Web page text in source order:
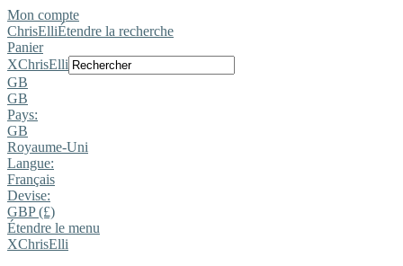
Mon compte
ChrisElliÉtendre la recherche
Panier
XChrisElli
GB
GB
Pays:
GB
Royaume-Uni
Langue:
Français
Devise:
GBP (£)
Étendre le menu
XChrisElli